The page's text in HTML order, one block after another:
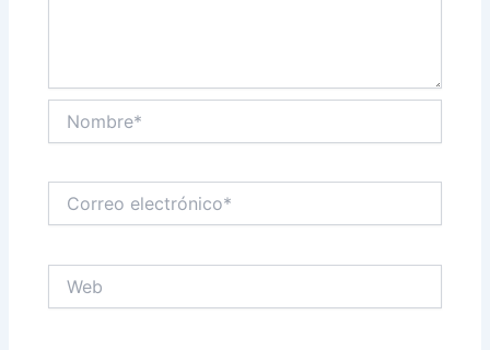
electrónico*